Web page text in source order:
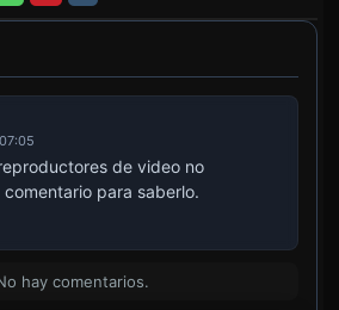
de video no
para saberlo.
hay comentarios.